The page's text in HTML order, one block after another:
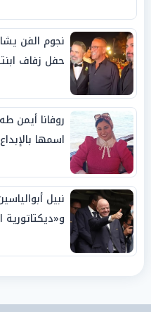
نجوم الفن
حفل زفاف
روفانا أيمن
اسمها
نبيل
و«ديكتاتورية